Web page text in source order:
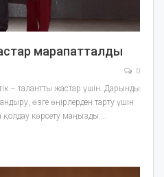
марапатталды
0
– талантты жастар үшін. Дарынды
өзге өңірлерден тарту үшін
қолдау көрсету маңызды.…